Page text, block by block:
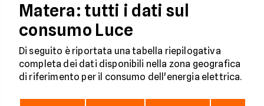
Matera: tutti i dati sul
consumo Luce
Di seguito è riportata una tabella riepilogativa
completa dei dati disponibili nella zona geografica
di riferimento per il consumo dell'energia elettrica.